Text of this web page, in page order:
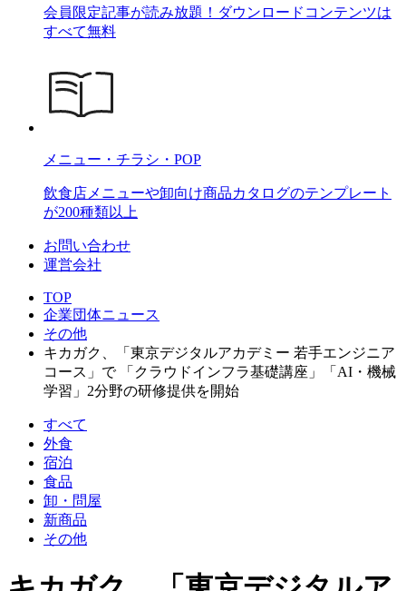
会員限定記事が読み放題！ダウンロードコンテンツは
すべて無料
メニュー・チラシ・POP
飲食店メニューや卸向け商品カタログのテンプレート
が200種類以上
お問い合わせ
運営会社
TOP
企業団体ニュース
その他
キカガク、「東京デジタルアカデミー 若手エンジニア
コース」で 「クラウドインフラ基礎講座」「AI・機械
学習」2分野の研修提供を開始
すべて
外食
宿泊
食品
卸・問屋
新商品
その他